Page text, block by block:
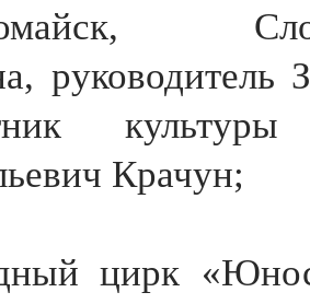
руководитель
культуры
Крачун;
цирк